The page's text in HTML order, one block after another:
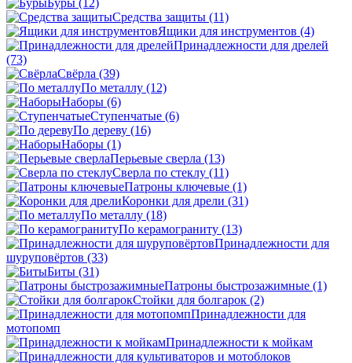
Буры (12)
Средства защиты (11)
Ящики для инструментов (4)
Принадлежности для дрелей
(73)
Свёрла (39)
По металлу (12)
Наборы (6)
Ступенчатые (6)
По дереву (16)
Наборы (1)
Перьевые сверла (13)
Сверла по стеклу (11)
Патроны ключевые (1)
Коронки для дрели (31)
По металлу (18)
По керамограниту (13)
Принадлежности для
шуруповёртов (33)
Биты (31)
Патроны быстрозажимные (1)
Стойки для болгарок (2)
Принадлежности для
мотопомп
Принадлежности к мойкам